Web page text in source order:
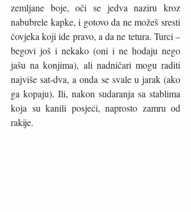
zemljane boje, oči se jedva naziru kroz
nabubrele kapke, i gotovo da ne možeš sresti
čovjeka koji ide pravo, a da ne tetura. Turci –
begovi još i nekako (oni i ne hodaju nego
jašu na konjima), ali nadničari mogu raditi
najviše sat-dva, a onda se svale u jarak (ako
ga kopaju). Ili, nakon sudaranja sa stablima
koja su kanili posjeći, naprosto zamru od
rakije.